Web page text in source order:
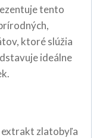
tento
ktoré slúžia
ideálne
extrakt zlatobyľa